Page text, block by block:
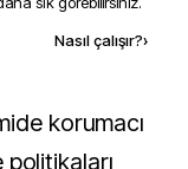
Nasıl çalışır?›